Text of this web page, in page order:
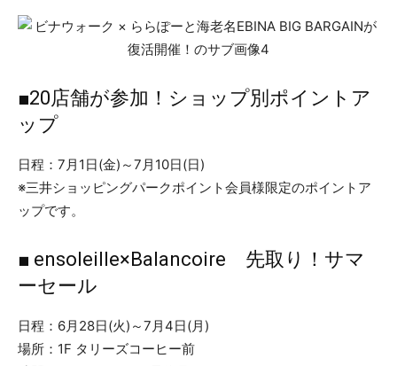
■20店舗が参加！ショップ別ポイントア
ップ
日程：7月1日(金)～7月10日(日)
※三井ショッピングパークポイント会員様限定のポイントア
ップです。
■ ensoleille×Balancoire 先取り！サマ
ーセール
日程：6月28日(火)～7月4日(月)
場所：1F タリーズコーヒー前